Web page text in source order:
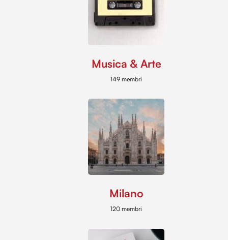
Musica & Arte
149 membri
Milano
120 membri